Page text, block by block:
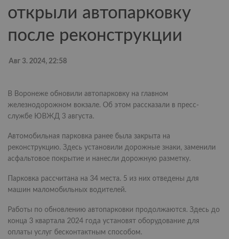
открыли автопарковку
после реконструкции
Авг 3. 2024, 22:58
В Воронеже обновили автопарковку на главном
железнодорожном вокзале. Об этом рассказали в пресс-
службе ЮВЖД 3 августа.
Автомобильная парковка ранее была закрыта на
реконструкцию. Здесь установили дорожные знаки, заменили
асфальтовое покрытие и нанесли дорожную разметку.
Парковка рассчитана на 34 места. 5 из них отведены для
машин маломобильных водителей.
Работы по обновлению автопарковки продолжаются. Здесь до
конца 3 квартала 2024 года установят оборудование для
оплаты услуг бесконтактным способом.